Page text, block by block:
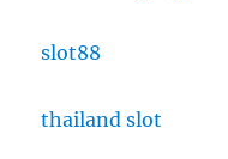
slot88
thailand slot